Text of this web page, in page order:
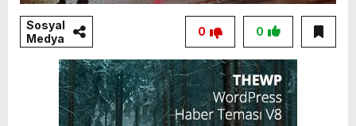
Sosyal
Medya
0
0